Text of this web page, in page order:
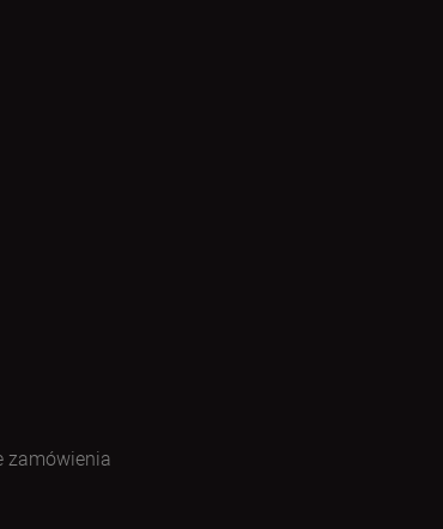
zamówienia